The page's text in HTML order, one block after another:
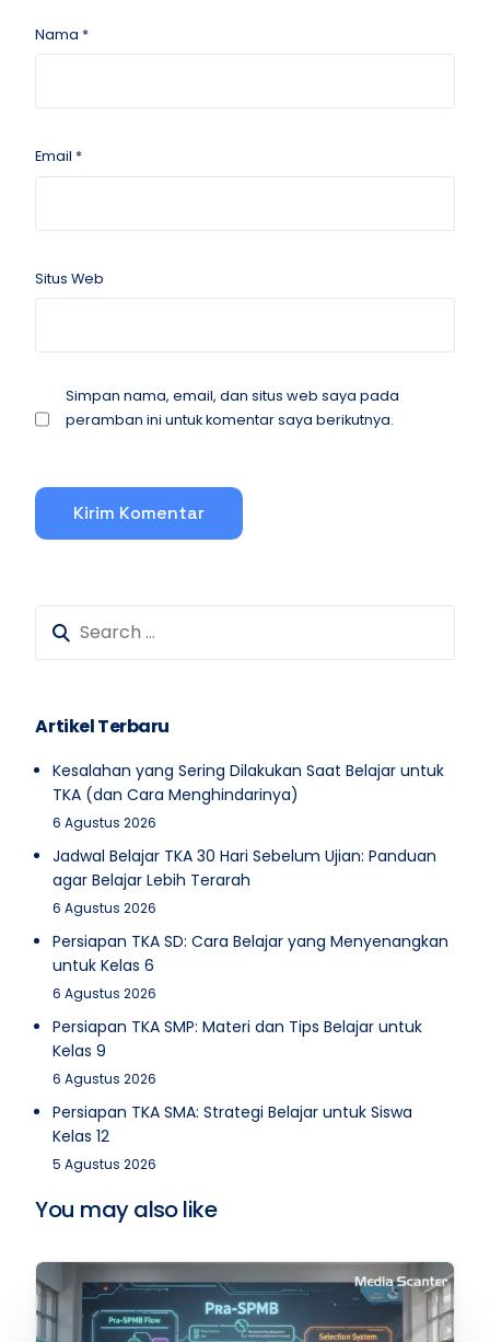
Nama *
Email *
Situs Web
Simpan nama, email, dan situs web saya pada
peramban ini untuk komentar saya berikutnya.
Artikel Terbaru
Kesalahan yang Sering Dilakukan Saat Belajar untuk
TKA (dan Cara Menghindarinya)
6 Agustus 2026
Jadwal Belajar TKA 30 Hari Sebelum Ujian: Panduan
agar Belajar Lebih Terarah
6 Agustus 2026
Persiapan TKA SD: Cara Belajar yang Menyenangkan
untuk Kelas 6
6 Agustus 2026
Persiapan TKA SMP: Materi dan Tips Belajar untuk
Kelas 9
6 Agustus 2026
Persiapan TKA SMA: Strategi Belajar untuk Siswa
Kelas 12
5 Agustus 2026
You may also like